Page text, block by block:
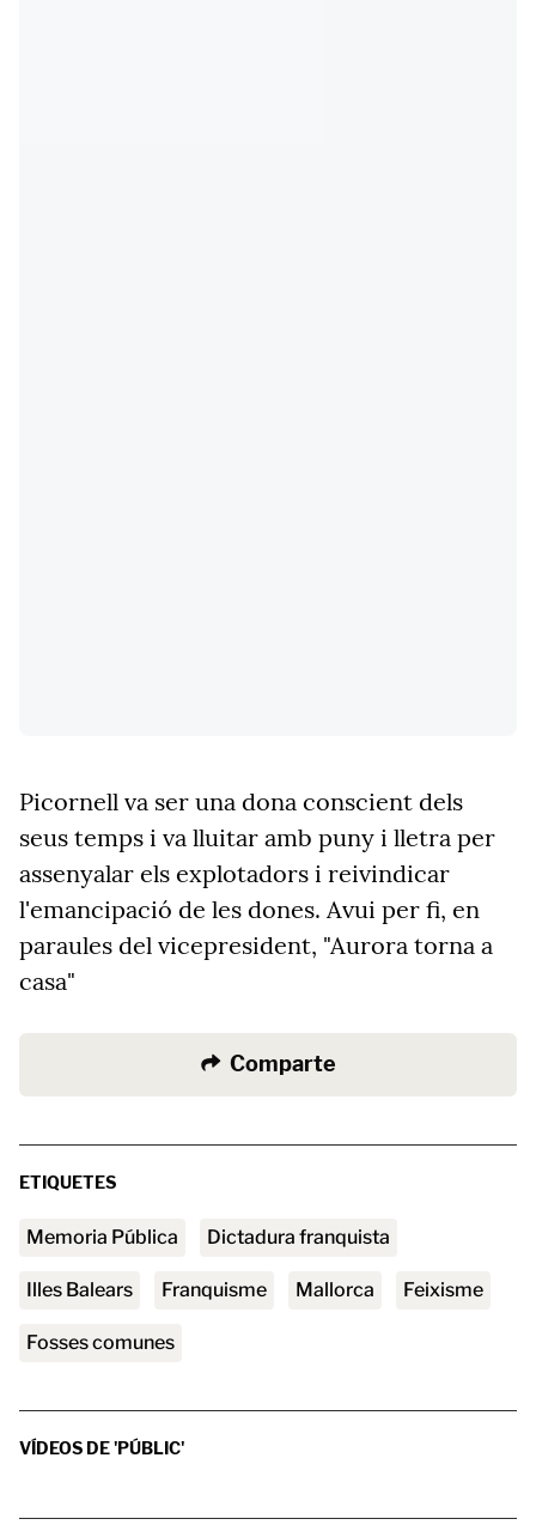
Picornell va ser una dona conscient dels
seus temps i va lluitar amb puny i lletra per
assenyalar els explotadors i reivindicar
l'emancipació de les dones. Avui per fi, en
paraules del vicepresident, "Aurora torna a
casa"
Comparte
ETIQUETES
Memoria Pública Dictadura franquista
Illes Balears franquisme Mallorca feixisme
fosses comunes
VÍDEOS DE 'PÚBLIC'